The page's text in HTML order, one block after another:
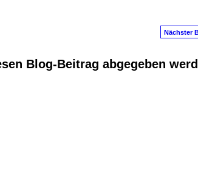
Nächster
Blog-Beitrag abgegeben